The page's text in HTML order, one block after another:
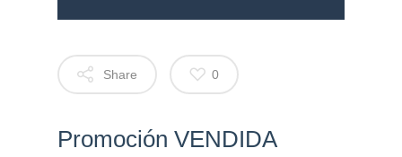
Share 0
Promoción VENDIDA